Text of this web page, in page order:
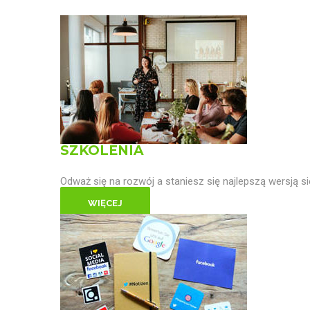
SZKOLENIA
Odważ się na rozwój a staniesz się najlepszą wersją
WIĘCEJ